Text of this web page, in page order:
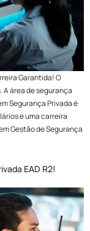
Garantida! O
área de segurança
Segurança Privada é
e uma carreira
Gestão de Segurança
EAD R2!